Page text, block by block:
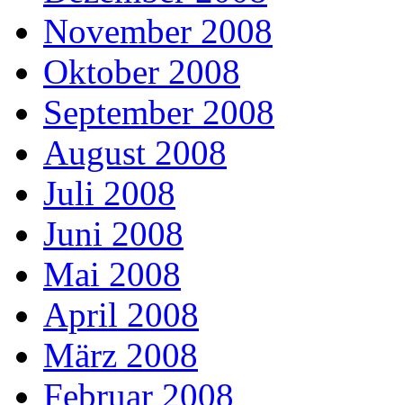
November 2008
Oktober 2008
September 2008
August 2008
Juli 2008
Juni 2008
Mai 2008
April 2008
März 2008
Februar 2008